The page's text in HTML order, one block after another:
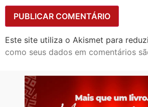
Este site utiliza o Akismet para
como seus dados em comentários